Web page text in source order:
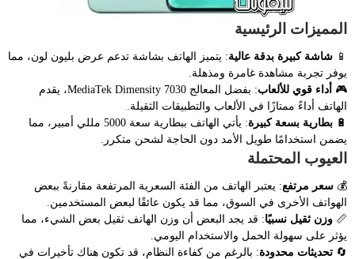
المميزات الرئيسية
📱 شاشة كبيرة بدقة عالية: يتميز الهاتف بشاشة تدعم عرض بليون لون، مما
يوفر تجربة مشاهدة غامرة ومذهلة.
🎮 أداء قوي للألعاب
: بفضل المعالج MediaTek Dimensity 7030، يقدم
الهاتف أداءً ممتازًا في الألعاب والتطبيقات الثقيلة.
🔋 بطارية بسعة كبيرة
: يأتي الهاتف ببطارية سعة 5000 مللي أمبير، مما
يضمن استخدامًا طويل الأمد دون الحاجة لشحن متكرر.
العيوب المحتملة
💰 سعر مرتفع: يعتبر الهاتف من الفئة السعرية المرتفعة مقارنةً ببعض
الهواتف الأخرى في السوق، مما قد يكون عائقًا لبعض المستخدمين.
📏 وزن ثقيل نسبيًا: قد يجد البعض أن وزن الهاتف ثقيل بعض الشيء، مما
يؤثر على سهولة الحمل والاستخدام اليومي.
🔄 تحديثات محدودة: بالرغم من كفاءة النظام، قد تكون هناك تأخيرات في